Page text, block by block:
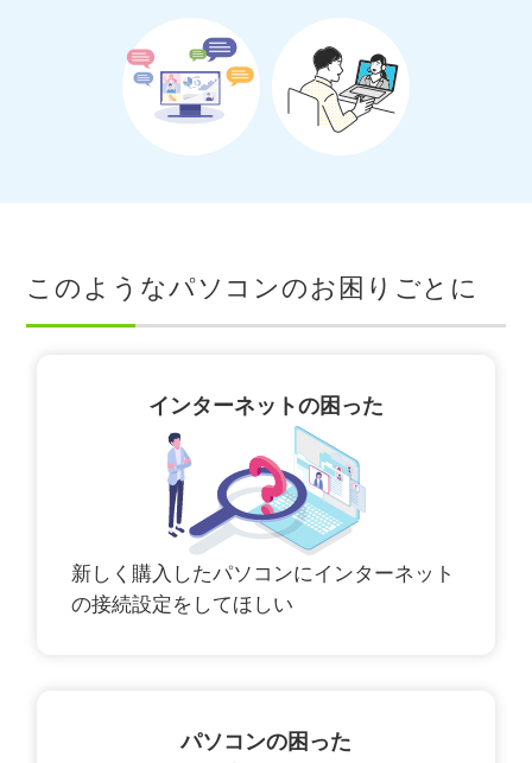
このようなパソコンのお困りごとに
インターネットの困った
新しく購入したパソコンにインターネット
の接続設定をしてほしい
パソコンの困った